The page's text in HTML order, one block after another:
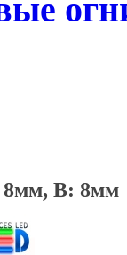
В: 8мм